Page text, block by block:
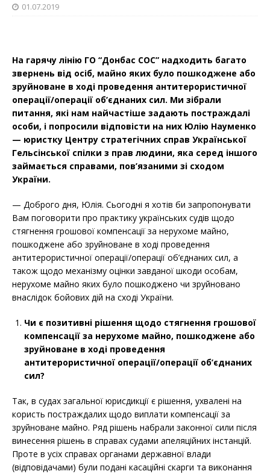
01.07.2019
На гарячу лінію ГО “Донбас СОС” надходить багато
звернень від осіб, майно яких було пошкоджене або
зруйноване в ході проведення антитерористичної
операції/операції об’єднаних сил. Ми зібрали
питання, які нам найчастіше задають постраждалі
особи, і попросили відповісти на них Юлію Науменко
— юристку Центру стратегічних справ Української
Гельсінської спілки з прав людини, яка серед іншого
займається справами, пов’язаними зі сходом
України.
— Доброго дня, Юлія. Сьогодні я хотів би запропонувати
Вам поговорити про практику українських судів щодо
стягнення грошової компенсації за нерухоме майно,
пошкоджене або зруйноване в ході проведення
антитерористичної операції/операції об’єднаних сил, а
також щодо механізму оцінки завданої шкоди особам,
нерухоме майно яких було пошкоджено чи зруйновано
внаслідок бойових дій на сході України.
Чи є позитивні рішення щодо стягнення грошової
компенсації за нерухоме майно, пошкоджене або
зруйноване в ході проведення
антитерористичної операції/операції об’єднаних
сил?
Так, в судах загальної юрисдикції є рішення, ухвалені на
користь постраждалих щодо виплати компенсації за
зруйноване майно. Ряд рішень набрали законної сили після
винесення рішень в справах судами апеляційних інстанцій.
Проте в усіх справах органами державної влади
(відповідачами) були подані касаційні скарги та виконання